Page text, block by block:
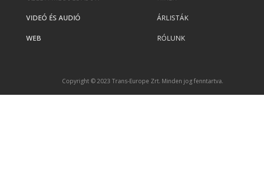
VIDEÓ ÉS AUDIÓ
WEB
ÁRLISTÁK
RÓLUNK
Copyright © 2023 Trans-Europe Zrt. Minden jog fenntartva.